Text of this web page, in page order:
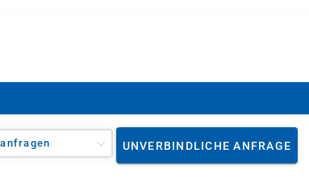
UNVERBINDLICHE ANFRAGE